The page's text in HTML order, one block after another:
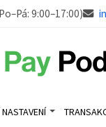
9:00–17:00)